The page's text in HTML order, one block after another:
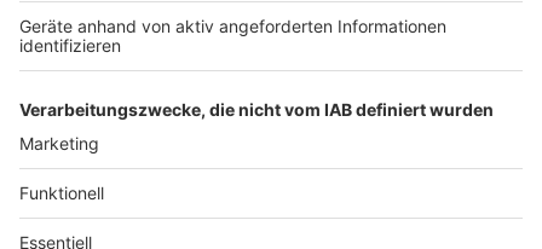
und –gerechtigkeit, sondern auch um die Politisierung
von jungen Menschen. Der Wunsch etwas zu verändern
ist bei vielen da, jetzt geht es darum Möglichkeiten zur
Anzeige